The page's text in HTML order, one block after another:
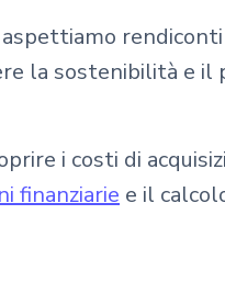
rendiconti
la sostenibilità e il
i costi di
finanziarie e il